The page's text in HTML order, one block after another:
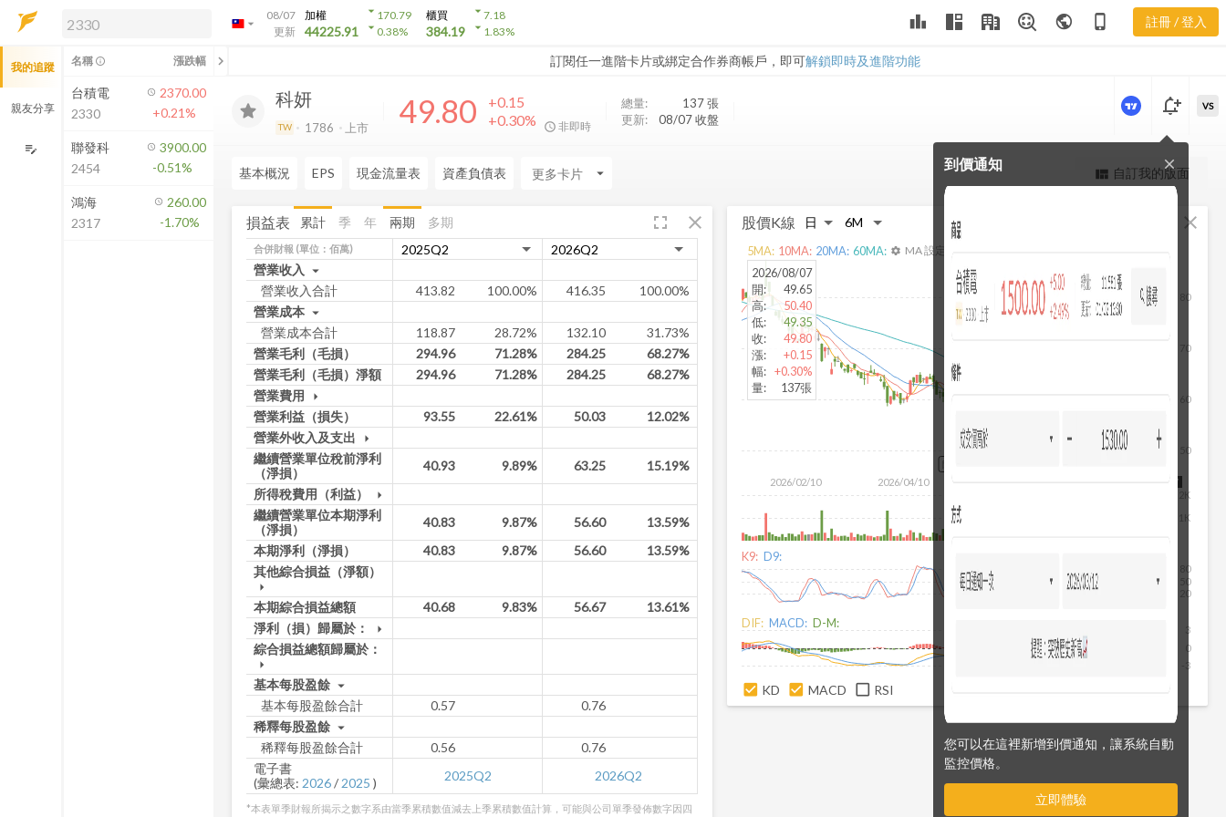
arrow_drop_down
08/07
更新
加權
44225.91
arrow_drop_down170.79
arrow_drop_down0.38%
櫃買
384.19
arrow_drop_down7.18
arrow_drop_down1.83% leaderboard public phone_iphone 註冊 / 登入
訂閱任一進階卡片或綁定合作券商帳戶，即可解鎖即時及進階功能
解鎖即時行情及進階功能
方案」，即可解鎖以下功能：
即時行情
即時市況與排行
成交金額熱力圖
前往方案訂閱
如何綁定合作券商
1786 損益表
科妍
TW 1786 上市 49.80
+0.15
+0.30%
非即時
總量: 137張
更新:
08/07 收盤
更強大的進階價量圖表
notification_add
到價通知
您可以在這裡新增到價通知，讓系統自動
監控價格。
立即體驗
close
VS
基本概況 EPS 現金流量表 資產負債表 arrow_drop_down view_quilt 自訂我的版面
損益表 fullscreen close
累計 季 年 兩期 多期
合併財報 (單位：佰萬)
營業收入 arrow_drop_down
營業收入合計 413.82 100.00% 416.35
100.00%
營業成本 arrow_drop_down
營業成本合計 118.87 28.72% 132.10
31.73%
營業毛利（毛損）
294.96 71.28% 284.25
68.27%
營業毛利（毛損）淨額
294.96 71.28% 284.25
68.27%
營業費用
arrow_drop_down
營業利益（損失） 93.55 22.61% 50.03
12.02%
營業外收入及支出
arrow_drop_down
繼續營業單位稅前淨利
（淨損）
40.93 9.89% 63.25
15.19%
所得稅費用（利益）
arrow_drop_down
繼續營業單位本期淨利
（淨損）
40.83 9.87% 56.60
13.59%
本期淨利（淨損）
40.83 9.87% 56.60
13.59%
其他綜合損益（淨額）
arrow_drop_down
本期綜合損益總額 40.68 9.83% 56.67
13.61%
淨利（損）歸屬於：
arrow_drop_down
綜合損益總額歸屬於：
arrow_drop_down
基本每股盈餘 arrow_drop_down
基本每股盈餘合計 0.57
0.76
稀釋每股盈餘 arrow_drop_down
稀釋每股盈餘合計 0.56
0.76
電子書
(彙總表: 2026/ 2025 ) 2025Q2 2026Q2
*本表單季財報所揭示之數字系由當季累積數值減去上季累積數值計算，可能與公司單季發佈數字因四
股價K線 close
2026/02/10 2026/04/10
50
60
70
80
2026/08/07
1K
2K
2026/08/07
開:
49.65
高:
50.40
低:
49.35
收:
49.80
漲:
+0.15
幅: +0.30%
量: 137張
5MA: 10MA: 20MA: 60MA: settings MA 設定
除
K9: D9:
20
50
80
DIF: MACD: D-M:
-3
0
3
KD MACD RSI
我的追蹤
親友分享
edit_note
名稱 info_outline 漲跌幅 chevron_left
台積電
2330
2370.00
+0.21%
聯發科
2454
3900.00
-0.51%
鴻海
2317
260.00
-1.70%